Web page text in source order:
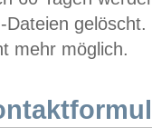
Dateien
mehr möglich.